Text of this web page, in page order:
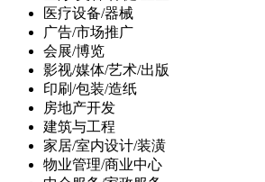
医疗设备/器械
广告/市场推广
会展/博览
影视/媒体/艺术/出版
印刷/包装/造纸
房地产开发
建筑与工程
家居/室内设计/装潢
物业管理/商业中心